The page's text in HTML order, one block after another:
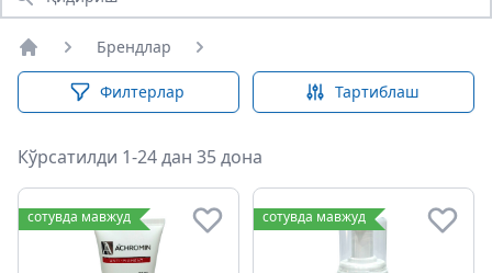
Бош саҳифа
Брендлар
Филтерлар Тартиблаш
Кўрсатилди 1-24 дан 35 дона
сотувда мавжуд сотувда мавжуд